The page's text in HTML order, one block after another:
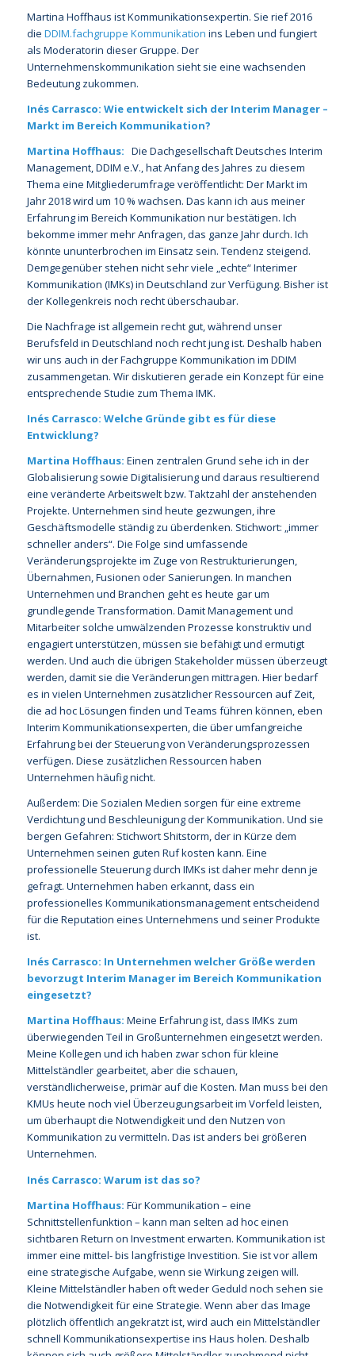
Martina Hoffhaus ist Kommunikationsexpertin. Sie rief 2016
die DDIM.fachgruppe Kommunikation ins Leben und fungiert
als Moderatorin dieser Gruppe. Der
Unternehmenskommunikation sieht sie eine wachsenden
Bedeutung zukommen.
Inés Carrasco: Wie entwickelt sich der Interim Manager –
Markt im Bereich Kommunikation?
Martina Hoffhaus: Die Dachgesellschaft Deutsches Interim
Management, DDIM e.V., hat Anfang des Jahres zu diesem
Thema eine Mitgliederumfrage veröffentlicht: Der Markt im
Jahr 2018 wird um 10 % wachsen. Das kann ich aus meiner
Erfahrung im Bereich Kommunikation nur bestätigen. Ich
bekomme immer mehr Anfragen, das ganze Jahr durch. Ich
könnte ununterbrochen im Einsatz sein. Tendenz steigend.
Demgegenüber stehen nicht sehr viele „echte“ Interimer
Kommunikation (IMKs) in Deutschland zur Verfügung. Bisher ist
der Kollegenkreis noch recht überschaubar.
Die Nachfrage ist allgemein recht gut, während unser
Berufsfeld in Deutschland noch recht jung ist. Deshalb haben
wir uns auch in der Fachgruppe Kommunikation im DDIM
zusammengetan. Wir diskutieren gerade ein Konzept für eine
entsprechende Studie zum Thema IMK.
Inés Carrasco: Welche Gründe gibt es für diese
Entwicklung?
Martina Hoffhaus: Einen zentralen Grund sehe ich in der
Globalisierung sowie Digitalisierung und daraus resultierend
eine veränderte Arbeitswelt bzw. Taktzahl der anstehenden
Projekte. Unternehmen sind heute gezwungen, ihre
Geschäftsmodelle ständig zu überdenken. Stichwort: „immer
schneller anders“. Die Folge sind umfassende
Veränderungsprojekte im Zuge von Restrukturierungen,
Übernahmen, Fusionen oder Sanierungen. In manchen
Unternehmen und Branchen geht es heute gar um
grundlegende Transformation. Damit Management und
Mitarbeiter solche umwälzenden Prozesse konstruktiv und
engagiert unterstützen, müssen sie befähigt und ermutigt
werden. Und auch die übrigen Stakeholder müssen überzeugt
werden, damit sie die Veränderungen mittragen. Hier bedarf
es in vielen Unternehmen zusätzlicher Ressourcen auf Zeit,
die ad hoc Lösungen finden und Teams führen können, eben
Interim Kommunikationsexperten, die über umfangreiche
Erfahrung bei der Steuerung von Veränderungsprozessen
verfügen. Diese zusätzlichen Ressourcen haben
Unternehmen häufig nicht.
Außerdem: Die Sozialen Medien sorgen für eine extreme
Verdichtung und Beschleunigung der Kommunikation. Und sie
bergen Gefahren: Stichwort Shitstorm, der in Kürze dem
Unternehmen seinen guten Ruf kosten kann. Eine
professionelle Steuerung durch IMKs ist daher mehr denn je
gefragt. Unternehmen haben erkannt, dass ein
professionelles Kommunikationsmanagement entscheidend
für die Reputation eines Unternehmens und seiner Produkte
ist.
Inés Carrasco: In Unternehmen welcher Größe werden
bevorzugt Interim Manager im Bereich Kommunikation
eingesetzt?
Martina Hoffhaus: Meine Erfahrung ist, dass IMKs zum
überwiegenden Teil in Großunternehmen eingesetzt werden.
Meine Kollegen und ich haben zwar schon für kleine
Mittelständler gearbeitet, aber die schauen,
verständlicherweise, primär auf die Kosten. Man muss bei den
KMUs heute noch viel Überzeugungsarbeit im Vorfeld leisten,
um überhaupt die Notwendigkeit und den Nutzen von
Kommunikation zu vermitteln. Das ist anders bei größeren
Unternehmen.
Inés Carrasco: Warum ist das so?
Martina Hoffhaus: Für Kommunikation – eine
Schnittstellenfunktion – kann man selten ad hoc einen
sichtbaren Return on Investment erwarten. Kommunikation ist
immer eine mittel- bis langfristige Investition. Sie ist vor allem
eine strategische Aufgabe, wenn sie Wirkung zeigen will.
Kleine Mittelständler haben oft weder Geduld noch sehen sie
die Notwendigkeit für eine Strategie. Wenn aber das Image
plötzlich öffentlich angekratzt ist, wird auch ein Mittelständler
schnell Kommunikationsexpertise ins Haus holen. Deshalb